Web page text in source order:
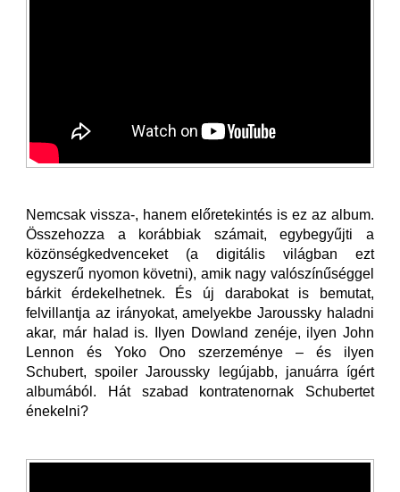
Nemcsak vissza-, hanem előretekintés is ez az album.
Összehozza a korábbiak számait, egybegyűjti a
közönségkedvenceket (a digitális világban ezt
egyszerű nyomon követni), amik nagy valószínűséggel
bárkit érdekelhetnek. És új darabokat is bemutat,
felvillantja az irányokat, amelyekbe Jaroussky haladni
akar, már halad is. Ilyen Dowland zenéje, ilyen John
Lennon és Yoko Ono szerzeménye – és ilyen
Schubert, spoiler Jaroussky legújabb, januárra ígért
albumából. Hát szabad kontratenornak Schubertet
énekelni?